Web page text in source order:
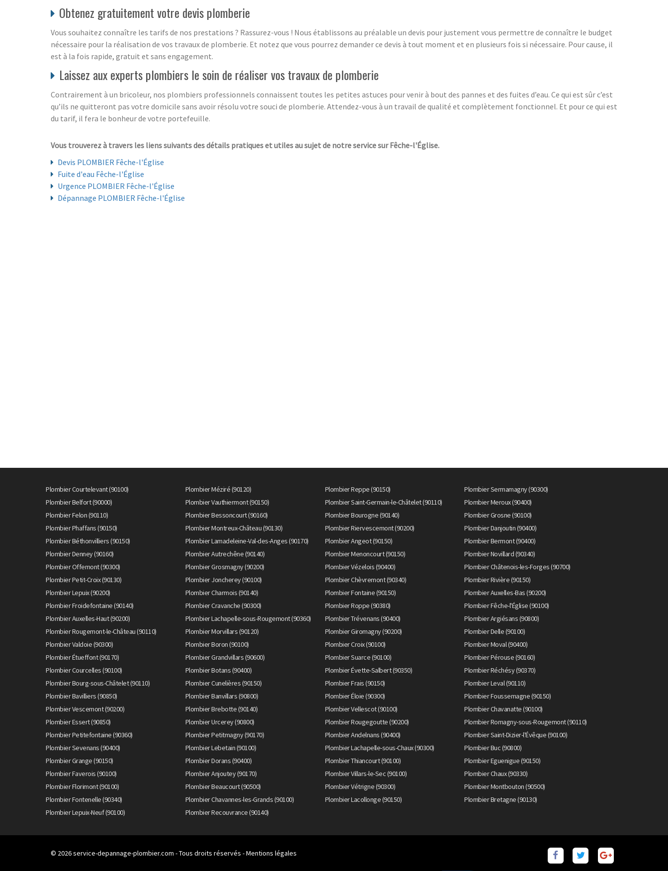
Obtenez gratuitement votre devis plomberie
Vous souhaitez connaître les tarifs de nos prestations ? Rassurez-vous ! Nous établissons au préalable un devis pour justement vous permettre de connaître le budget
nécessaire pour la réalisation de vos travaux de plomberie. Et notez que vous pourrez demander ce devis à tout moment et en plusieurs fois si nécessaire. Pour cause, il
est à la fois rapide, gratuit et sans engagement.
Laissez aux experts plombiers le soin de réaliser vos travaux de plomberie
Contrairement à un bricoleur, nos plombiers professionnels connaissent toutes les petites astuces pour venir à bout des pannes et des fuites d’eau. Ce qui est sûr c’est
qu’ils ne quitteront pas votre domicile sans avoir résolu votre souci de plomberie. Attendez-vous à un travail de qualité et complètement fonctionnel. Et pour ce qui est
du tarif, il fera le bonheur de votre portefeuille.
Vous trouverez à travers les liens suivants des détails pratiques et utiles au sujet de notre service sur Fêche-l'Église.
Devis PLOMBIER Fêche-l'Église
Fuite d'eau Fêche-l'Église
Urgence PLOMBIER Fêche-l'Église
Dépannage PLOMBIER Fêche-l'Église
Plombier Courtelevant (90100) Plombier Méziré (90120) Plombier Reppe (90150)
Plombier Sermamagny (90300)
Plombier Belfort (90000)
Plombier Vauthiermont (90150) Plombier Saint-Germain-le-Châtelet (90110)
Plombier Meroux (90400)
Plombier Felon (90110)
Plombier Bessoncourt (90160) Plombier Bourogne (90140)
Plombier Grosne (90100)
Plombier Phaffans (90150)
Plombier Montreux-Château (90130) Plombier Riervescemont (90200)
Plombier Danjoutin (90400)
Plombier Béthonvilliers (90150)
Plombier Lamadeleine-Val-des-Anges (90170) Plombier Angeot (90150)
Plombier Bermont (90400)
Plombier Denney (90160)
Plombier Autrechêne (90140) Plombier Menoncourt (90150)
Plombier Novillard (90340)
Plombier Offemont (90300)
Plombier Grosmagny (90200) Plombier Vézelois (90400)
Plombier Châtenois-les-Forges (90700)
Plombier Petit-Croix (90130)
Plombier Joncherey (90100) Plombier Chèvremont (90340)
Plombier Rivière (90150)
Plombier Lepuix (90200)
Plombier Charmois (90140) Plombier Fontaine (90150)
Plombier Auxelles-Bas (90200)
Plombier Froidefontaine (90140)
Plombier Cravanche (90300) Plombier Roppe (90380)
Plombier Fêche-l'Église (90100)
Plombier Auxelles-Haut (90200)
Plombier Lachapelle-sous-Rougemont (90360) Plombier Trévenans (90400)
Plombier Argiésans (90800)
Plombier Rougemont-le-Château (90110)
Plombier Morvillars (90120) Plombier Giromagny (90200)
Plombier Delle (90100)
Plombier Valdoie (90300)
Plombier Boron (90100) Plombier Croix (90100)
Plombier Moval (90400)
Plombier Étueffont (90170)
Plombier Grandvillars (90600) Plombier Suarce (90100)
Plombier Pérouse (90160)
Plombier Courcelles (90100)
Plombier Botans (90400) Plombier Évette-Salbert (90350)
Plombier Réchésy (90370)
Plombier Bourg-sous-Châtelet (90110)
Plombier Cunelières (90150) Plombier Frais (90150)
Plombier Leval (90110)
Plombier Bavilliers (90850)
Plombier Banvillars (90800) Plombier Éloie (90300)
Plombier Foussemagne (90150)
Plombier Vescemont (90200)
Plombier Brebotte (90140) Plombier Vellescot (90100)
Plombier Chavanatte (90100)
Plombier Essert (90850)
Plombier Urcerey (90800) Plombier Rougegoutte (90200)
Plombier Romagny-sous-Rougemont (90110)
Plombier Petitefontaine (90360)
Plombier Petitmagny (90170) Plombier Andelnans (90400)
Plombier Saint-Dizier-l'Évêque (90100)
Plombier Sevenans (90400)
Plombier Lebetain (90100) Plombier Lachapelle-sous-Chaux (90300)
Plombier Buc (90800)
Plombier Grange (90150)
Plombier Dorans (90400) Plombier Thiancourt (90100)
Plombier Eguenigue (90150)
Plombier Faverois (90100)
Plombier Anjoutey (90170) Plombier Villars-le-Sec (90100)
Plombier Chaux (90330)
Plombier Florimont (90100)
Plombier Beaucourt (90500) Plombier Vétrigne (90300)
Plombier Montbouton (90500)
Plombier Fontenelle (90340)
Plombier Chavannes-les-Grands (90100) Plombier Lacollonge (90150)
Plombier Bretagne (90130)
Plombier Lepuix-Neuf (90100)
Plombier Recouvrance (90140)
© 2026service-depannage-plombier.com - Tous droits réservés -Mentions légales